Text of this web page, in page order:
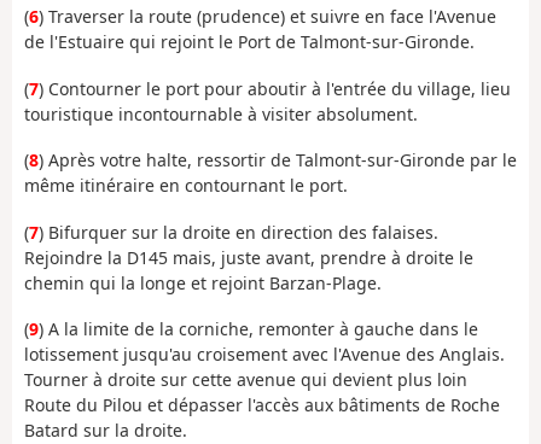
(6) Traverser la route (prudence) et suivre en face l'Avenue
de l'Estuaire qui rejoint le Port de Talmont-sur-Gironde.
(7) Contourner le port pour aboutir à l'entrée du village, lieu
touristique incontournable à visiter absolument.
(8) Après votre halte, ressortir de Talmont-sur-Gironde par le
même itinéraire en contournant le port.
(7) Bifurquer sur la droite en direction des falaises.
Rejoindre la D145 mais, juste avant, prendre à droite le
chemin qui la longe et rejoint Barzan-Plage.
(9) A la limite de la corniche, remonter à gauche dans le
lotissement jusqu'au croisement avec l'Avenue des Anglais.
Tourner à droite sur cette avenue qui devient plus loin
Route du Pilou et dépasser l'accès aux bâtiments de Roche
Batard sur la droite.